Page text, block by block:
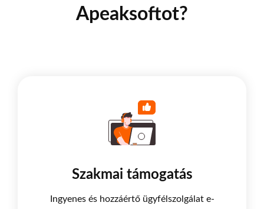
Apeaksoftot?
Szakmai támogatás
Ingyenes és hozzáértő ügyfélszolgálat e-